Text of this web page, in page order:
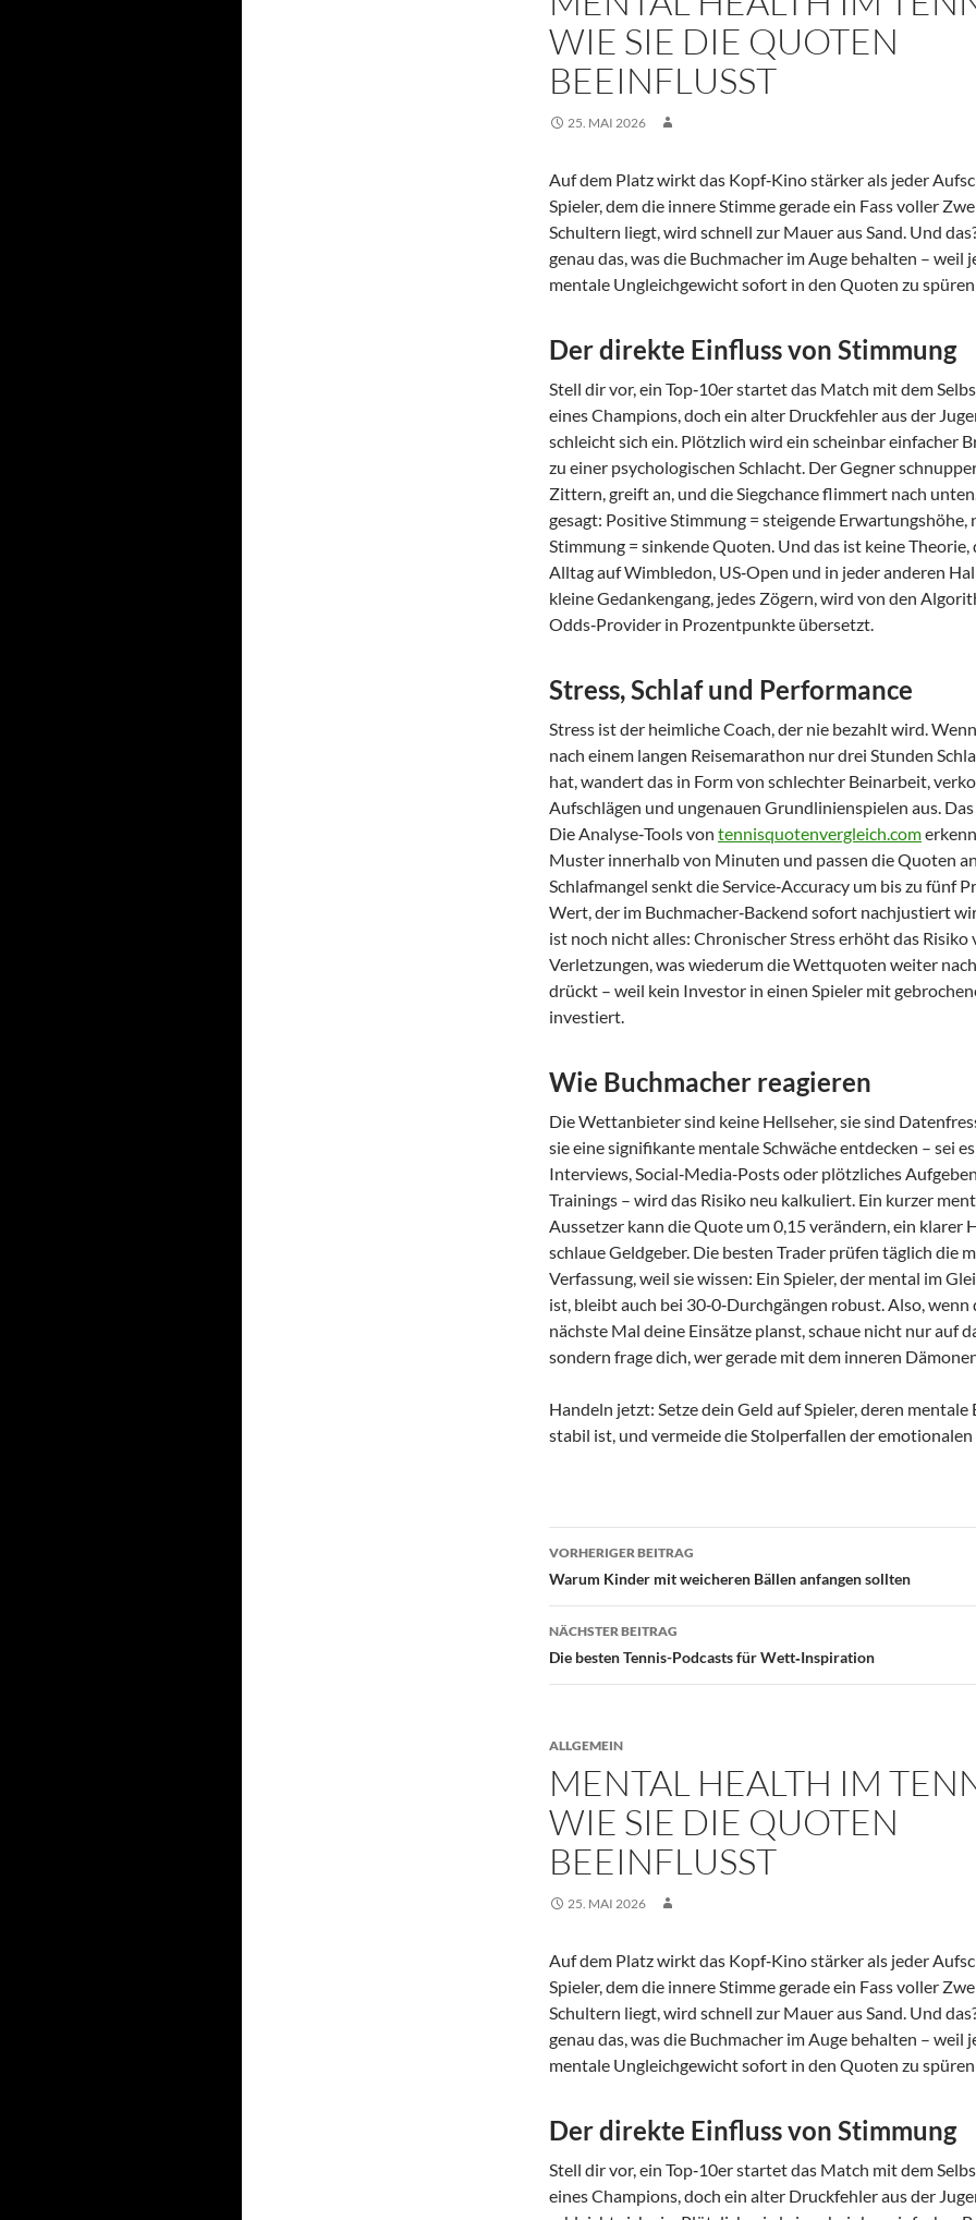
WIE SIE DIE QUOTEN
BEEINFLUSST
25. MAI 2026
Auf dem Platz wirkt das Kopf‑Kino stärker als jeder
Spieler, dem die innere Stimme gerade ein Fass voller
Schultern liegt, wird schnell zur Mauer aus Sand. Und
genau das, was die Buchmacher im Auge behalten – weil
mentale Ungleichgewicht sofort in den Quoten zu
Der direkte Einfluss von Stimmung
Stell dir vor, ein Top‑10er startet das Match mit dem
eines Champions, doch ein alter Druckfehler aus der
schleicht sich ein. Plötzlich wird ein scheinbar einfacher
zu einer psychologischen Schlacht. Der Gegner
Zittern, greift an, und die Siegchance flimmert nach
gesagt: Positive Stimmung = steigende Erwartungshöhe,
Stimmung = sinkende Quoten. Und das ist keine Theorie,
Alltag auf Wimbledon, US‑Open und in jeder anderen
kleine Gedankengang, jedes Zögern, wird von den
Odds‑Provider in Prozentpunkte übersetzt.
Stress, Schlaf und Performance
Stress ist der heimliche Coach, der nie bezahlt wird.
nach einem langen Reisemarathon nur drei Stunden
hat, wandert das in Form von schlechter Beinarbeit,
Aufschlägen und ungenauen Grundlinienspielen aus.
Die Analyse‑Tools von tennisquotenvergleich.com
Muster innerhalb von Minuten und passen die Quoten
Schlafmangel senkt die Service‑Accuracy um bis zu fünf
Wert, der im Buchmacher‑Backend sofort nachjustiert
ist noch nicht alles: Chronischer Stress erhöht das Risiko
Verletzungen, was wiederum die Wettquoten weiter
drückt – weil kein Investor in einen Spieler mit
investiert.
Wie Buchmacher reagieren
Die Wettanbieter sind keine Hellseher, sie sind
sie eine signifikante mentale Schwäche entdecken – sei
Interviews, Social‑Media‑Posts oder plötzliches
Trainings – wird das Risiko neu kalkuliert. Ein kurzer
Aussetzer kann die Quote um 0,15 verändern, ein klarer
schlaue Geldgeber. Die besten Trader prüfen täglich die
Verfassung, weil sie wissen: Ein Spieler, der mental im
ist, bleibt auch bei 30‑0‑Durchgängen robust. Also, wenn
nächste Mal deine Einsätze planst, schaue nicht nur auf
sondern frage dich, wer gerade mit dem inneren
Handeln jetzt: Setze dein Geld auf Spieler, deren mentale
stabil ist, und vermeide die Stolperfallen der
Beitragsnavigation
VORHERIGER BEITRAG
Warum Kinder mit weicheren Bällen anfangen sollten
NÄCHSTER BEITRAG
Die besten Tennis-Podcasts für Wett‑Inspiration
ALLGEMEIN
MENTAL HEALTH IM
WIE SIE DIE QUOTEN
BEEINFLUSST
25. MAI 2026
Auf dem Platz wirkt das Kopf‑Kino stärker als jeder
Spieler, dem die innere Stimme gerade ein Fass voller
Schultern liegt, wird schnell zur Mauer aus Sand. Und
genau das, was die Buchmacher im Auge behalten – weil
mentale Ungleichgewicht sofort in den Quoten zu
Der direkte Einfluss von Stimmung
Stell dir vor, ein Top‑10er startet das Match mit dem
eines Champions, doch ein alter Druckfehler aus der